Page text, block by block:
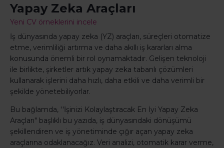
Yapay Zeka Araçları
Yeni CV örneklerini incele
İş dünyasında yapay zeka (YZ) araçları, süreçleri otomatize
etme, verimliliği artırma ve daha akıllı iş kararları alma
konusunda önemli bir rol oynamaktadır. Gelişen teknoloji
ile birlikte, şirketler artık yapay zeka tabanlı çözümleri
kullanarak işlerini daha hızlı, daha etkili ve daha verimli bir
şekilde yönetebiliyorlar.
Bu bağlamda, ''İşinizi Kolaylaştıracak En İyi Yapay Zeka
Araçları" başlıklı bu yazıda, iş dünyasındaki dönüşümü
şekillendiren ve iş yönetiminde çığır açan yapay zeka
araçlarına odaklanacağız. Veri analizi, otomatik karar verme,